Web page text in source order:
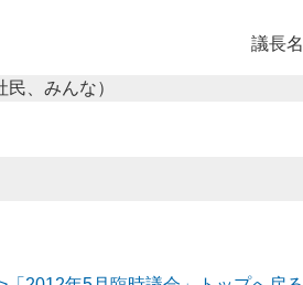
議長名
、みんな）